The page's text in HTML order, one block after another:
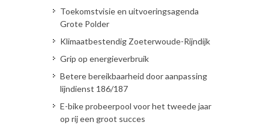
Toekomstvisie en uitvoeringsagenda
Grote Polder
Klimaatbestendig Zoeterwoude-Rijndijk
Grip op energieverbruik
Betere bereikbaarheid door aanpassing
lijndienst 186/187
E-bike probeerpool voor het tweede jaar
op rij een groot succes